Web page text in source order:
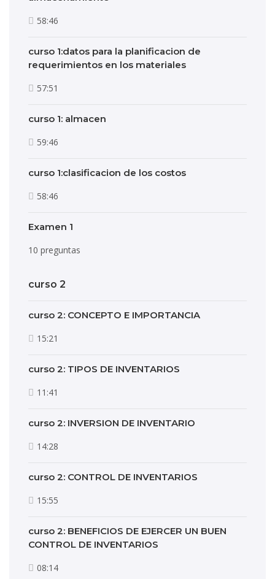
58:46
curso 1:datos para la planificacion de
requerimientos en los materiales
57:51
curso 1: almacen
59:46
curso 1:clasificacion de los costos
58:46
Examen 1
10 preguntas
curso 2
curso 2: CONCEPTO E IMPORTANCIA
15:21
curso 2: TIPOS DE INVENTARIOS
11:41
curso 2: INVERSION DE INVENTARIO
14:28
curso 2: CONTROL DE INVENTARIOS
15:55
curso 2: BENEFICIOS DE EJERCER UN BUEN
CONTROL DE INVENTARIOS
08:14